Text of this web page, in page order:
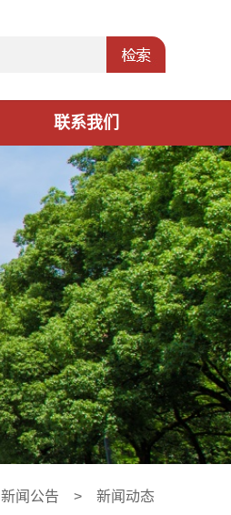
联系我们
新闻公告 > 新闻动态